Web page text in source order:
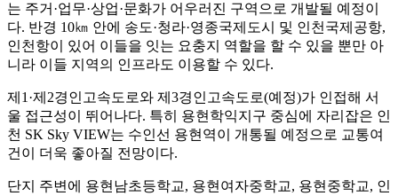
는 주거·업무·상업·문화가 어우러진 구역으로 개발될 예정이
다. 반경 10㎞ 안에 송도·청라·영종국제도시 및 인천국제공항,
인천항이 있어 이들을 잇는 요충지 역할을 할 수 있을 뿐만 아
니라 이들 지역의 인프라도 이용할 수 있다.
제1·제2경인고속도로와 제3경인고속도로(예정)가 인접해 서
울 접근성이 뛰어나다. 특히 용현학익지구 중심에 자리잡은 인
천 SK Sky VIEW는 수인선 용현역이 개통될 예정으로 교통여
건이 더욱 좋아질 전망이다.
단지 주변에 용현남초등학교, 용현여자중학교, 용현중학교, 인